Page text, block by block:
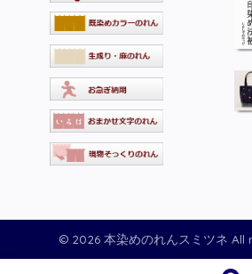
© 2026 本染めのれんスミツネ All